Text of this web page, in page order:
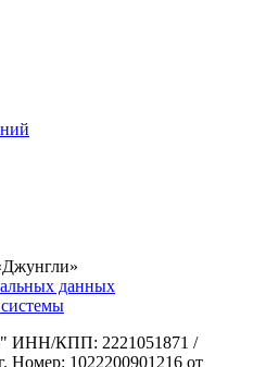
данных
ИНН/КПП: 2221051871 /
Номер: 1022200901216 от